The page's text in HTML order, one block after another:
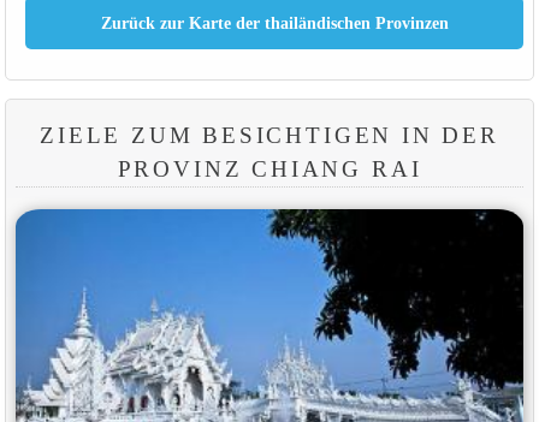
ZIELE ZUM BESICHTIGEN IN DER
PROVINZ CHIANG RAI